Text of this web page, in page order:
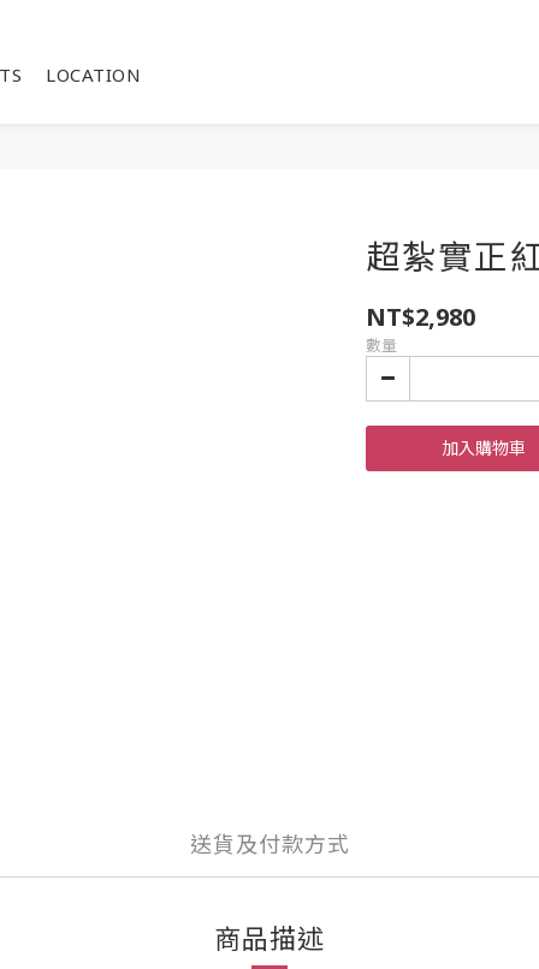
LOCATION
超紮實正
NT$2,980
數量
加入購物車
送貨及付款方式
商品描述